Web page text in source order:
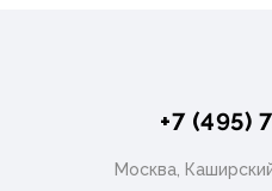
+7 (495)
Москва,